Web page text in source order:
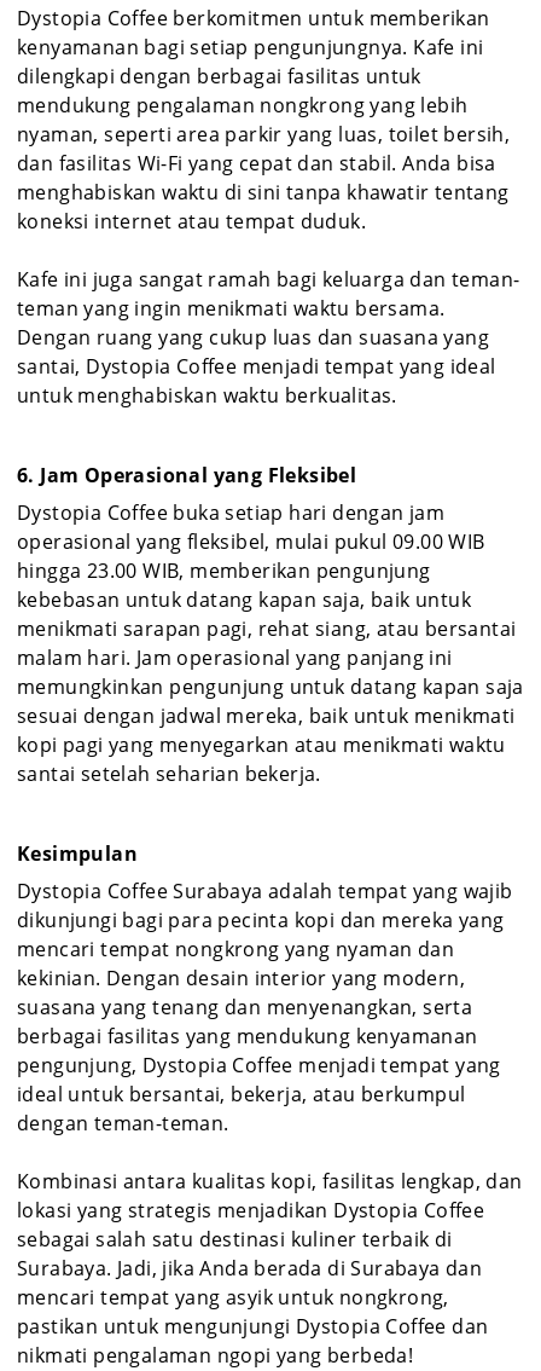
Dystopia Coffee berkomitmen untuk memberikan
kenyamanan bagi setiap pengunjungnya. Kafe ini
dilengkapi dengan berbagai fasilitas untuk
mendukung pengalaman nongkrong yang lebih
nyaman, seperti area parkir yang luas, toilet bersih,
dan fasilitas Wi-Fi yang cepat dan stabil. Anda bisa
menghabiskan waktu di sini tanpa khawatir tentang
koneksi internet atau tempat duduk.
Kafe ini juga sangat ramah bagi keluarga dan teman-
teman yang ingin menikmati waktu bersama.
Dengan ruang yang cukup luas dan suasana yang
santai, Dystopia Coffee menjadi tempat yang ideal
untuk menghabiskan waktu berkualitas.
6. Jam Operasional yang Fleksibel
Dystopia Coffee buka setiap hari dengan jam
operasional yang fleksibel, mulai pukul 09.00 WIB
hingga 23.00 WIB, memberikan pengunjung
kebebasan untuk datang kapan saja, baik untuk
menikmati sarapan pagi, rehat siang, atau bersantai
malam hari. Jam operasional yang panjang ini
memungkinkan pengunjung untuk datang kapan saja
sesuai dengan jadwal mereka, baik untuk menikmati
kopi pagi yang menyegarkan atau menikmati waktu
santai setelah seharian bekerja.
Kesimpulan
Dystopia Coffee Surabaya adalah tempat yang wajib
dikunjungi bagi para pecinta kopi dan mereka yang
mencari tempat nongkrong yang nyaman dan
kekinian. Dengan desain interior yang modern,
suasana yang tenang dan menyenangkan, serta
berbagai fasilitas yang mendukung kenyamanan
pengunjung, Dystopia Coffee menjadi tempat yang
ideal untuk bersantai, bekerja, atau berkumpul
dengan teman-teman.
Kombinasi antara kualitas kopi, fasilitas lengkap, dan
lokasi yang strategis menjadikan Dystopia Coffee
sebagai salah satu destinasi kuliner terbaik di
Surabaya. Jadi, jika Anda berada di Surabaya dan
mencari tempat yang asyik untuk nongkrong,
pastikan untuk mengunjungi Dystopia Coffee dan
nikmati pengalaman ngopi yang berbeda!